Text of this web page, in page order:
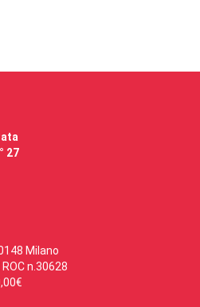
27
Milano
n.30628